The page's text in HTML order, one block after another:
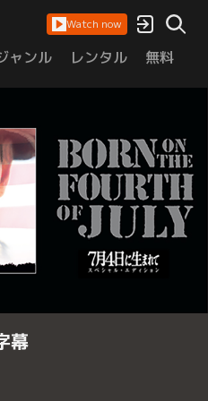
Watch now
ャンル レンタル 無料
幕